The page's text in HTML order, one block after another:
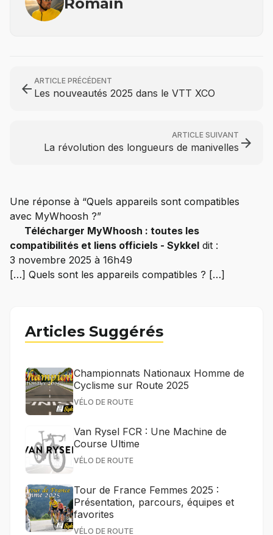
arrow_back ARTICLE PRÉCÉDENT
Les nouveautés 2025 dans le VTT XCO
ARTICLE SUIVANT
La révolution des longueurs de manivelles arrow_forward
Une réponse à “Quels appareils sont compatibles
avec MyWhoosh ?”
Télécharger MyWhoosh : toutes les
compatibilités et liens officiels - Sykkel dit :
3 novembre 2025 à 16h49
[…] Quels sont les appareils compatibles ? […]
Articles Suggérés
Championnats Nationaux Homme de
Cyclisme sur Route 2025
VÉLO DE ROUTE
Van Rysel FCR : Une Machine de
Course Ultime
VÉLO DE ROUTE
Tour de France Femmes 2025 :
Présentation, parcours, équipes et
favorites
VÉLO DE ROUTE